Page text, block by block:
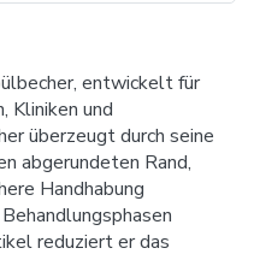
entwickelt für
Kliniken und
überzeugt durch seine
abgerundeten Rand,
Handhabung
reduziert er das